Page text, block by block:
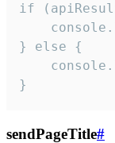
if
} else {
}
sendPageTitle#